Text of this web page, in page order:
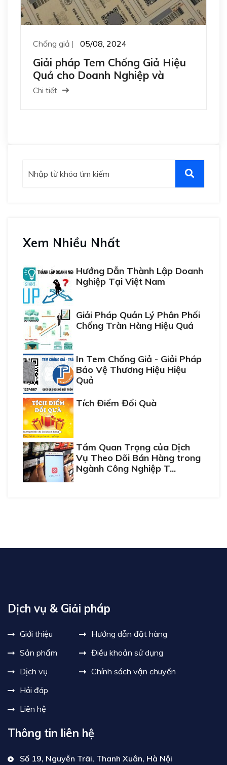
Chống giả 05/08, 2024
Giải pháp Tem Chống Giả Hiệu
Quả cho Doanh Nghiệp và
Người Tiêu Dùng
Chi tiết
Xem Nhiều Nhất
Hướng Dẫn Thành Lập Doanh
Nghiệp Tại Việt Nam
Giải Pháp Quản Lý Phân Phối
Chống Tràn Hàng Hiệu Quả
In Tem Chống Giả - Giải Pháp
Bảo Vệ Thương Hiệu Hiệu
Quả
Tích Điểm Đổi Quà
Tầm Quan Trọng của Dịch
Vụ Theo Dõi Bán Hàng trong
Ngành Công Nghiệp T...
Dịch vụ & Giải pháp
Giới thiệu
Sản phẩm
Dịch vụ
Hỏi đáp
Liên hệ
Hướng dẫn đặt hàng
Điều khoản sử dụng
Chính sách vận chuyển
Thông tin liên hệ
Số 19, Nguyễn Trãi, Thanh Xuân, Hà Nội